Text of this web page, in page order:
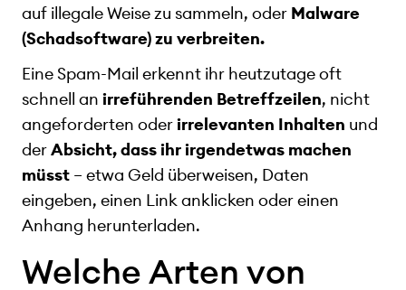
auf illegale Weise zu sammeln, oder Malware
(Schadsoftware) zu verbreiten.
Eine Spam-Mail erkennt ihr heutzutage oft
schnell an irreführenden Betreffzeilen, nicht
angeforderten oderirrelevanten Inhalten und
derAbsicht, dass ihr irgendetwas machen
müsst – etwa Geld überweisen, Daten
eingeben, einen Link anklicken oder einen
Anhang herunterladen.
Welche Arten von